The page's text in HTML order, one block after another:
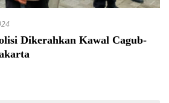
Dikerahkan Kawal Cagub-